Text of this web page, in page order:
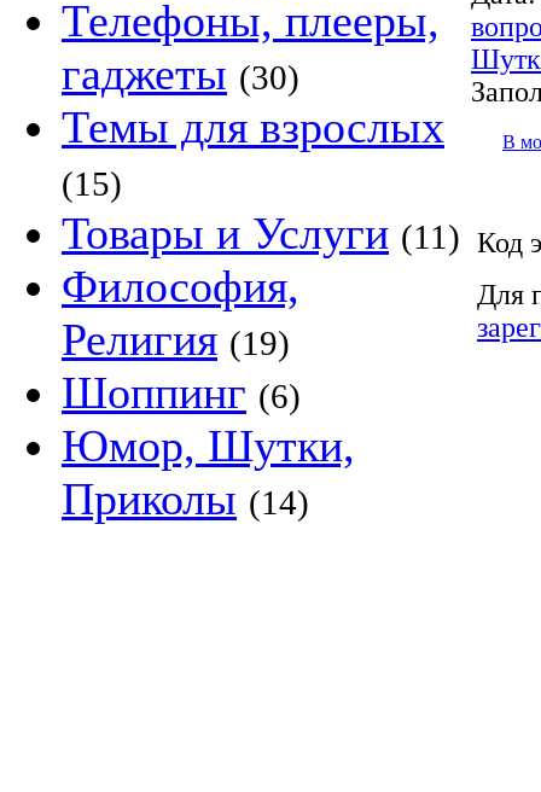
Телефоны, плееры,
гаджеты (30)
Темы для взрослых
(15)
Товары и Услуги (11)
Философия,
Религия (19)
Шоппинг (6)
Юмор, Шутки,
Приколы (14)
В
Код
Для